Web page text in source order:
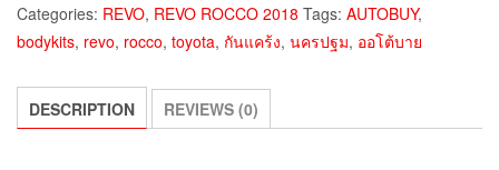
Categories: REVO, REVO ROCCO 2018 Tags: AUTOBUY,
bodykits, revo, rocco, toyota, กันแคร้ง, นครปฐม, ออโต้บาย
DESCRIPTION REVIEWS (0)